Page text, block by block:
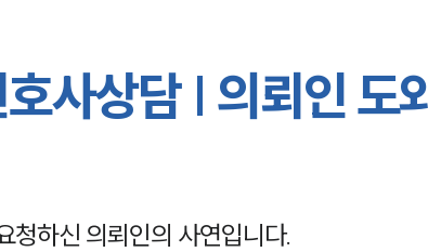
사상담 | 의뢰인 도
청하신 의뢰인의 사연입니다.